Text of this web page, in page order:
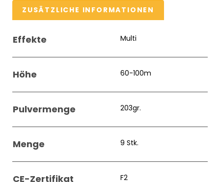
ZUSÄTZLICHE INFORMATIONEN
Effekte Multi
Höhe 60-100m
Pulvermenge 203gr.
Menge 9 Stk.
CE-Zertifikat F2